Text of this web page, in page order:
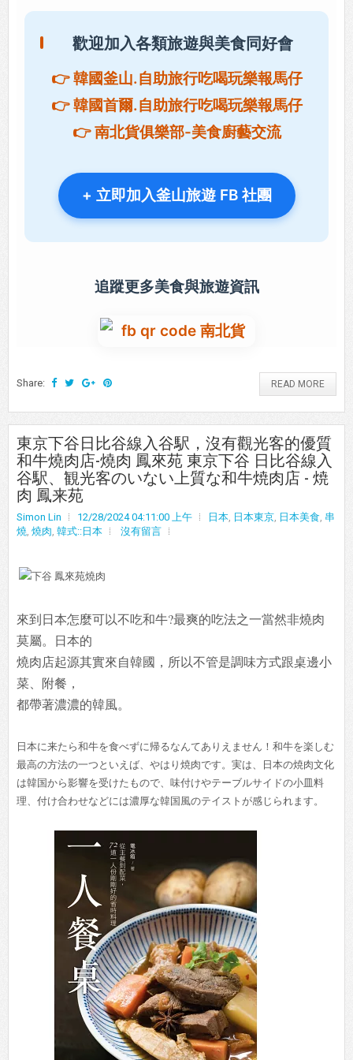
歡迎加入各類旅遊與美食同好會
👉 韓國釜山.自助旅行吃喝玩樂報馬仔
👉 韓國首爾.自助旅行吃喝玩樂報馬仔
👉 南北貨俱樂部-美食廚藝交流
+ 立即加入釜山旅遊 FB 社團
追蹤更多美食與旅遊資訊
Share: READ MORE
東京下谷日比谷線入谷駅，沒有觀光客的優質
和牛燒肉店-燒肉 鳳來苑 東京下谷 日比谷線入
谷駅、観光客のいない上質な和牛焼肉店 - 焼
肉 鳳来苑
Simon Lin 12/28/2024 04:11:00 上午 日本, 日本東京, 日本美食, 串
燒, 燒肉, 韓式::日本 沒有留言
來到日本怎麼可以不吃和牛?最爽的吃法之一當然非燒肉
莫屬。日本的
燒肉店起源其實來自韓國，所以不管是調味方式跟桌邊小
菜、附餐，
都帶著濃濃的韓風。
日本に来たら和牛を食べずに帰るなんてありえません！和牛を楽しむ
最高の方法の一つといえば、やはり焼肉です。実は、日本の焼肉文化
は韓国から影響を受けたもので、味付けやテーブルサイドの小皿料
理、付け合わせなどには濃厚な韓国風のテイストが感じられます。